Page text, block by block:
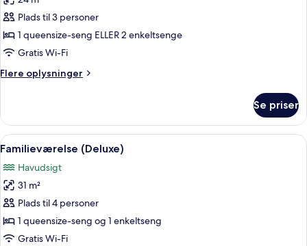
Deluxe-
værelse
-
Plads til 3 personer
1 queensize-seng ELLER 2 enkeltsenge
Gratis Wi-Fi
Flere oplysninger
Flere
værelse
havudsigt
Se priser
Indlæs
alle
billeder
af
Familieværelse
(Deluxe)
Et stort hotel med flere etager, en
9
Familieværelse (Deluxe)
Havudsigt
31 m²
Plads til 4 personer
1 queensize-seng og 1 enkeltseng
Gratis Wi-Fi